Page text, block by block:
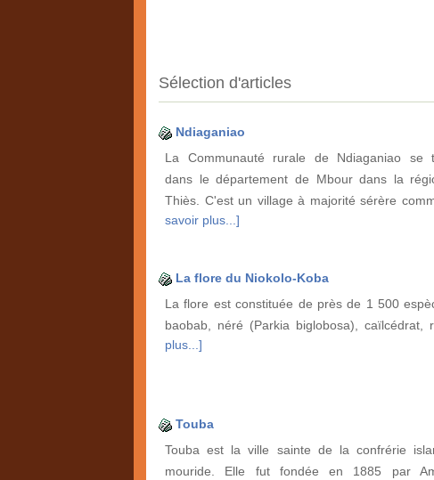
Sélection d'articles
Ndiaganiao
La Communauté rurale de Ndiaganiao se
dans le département de Mbour dans la
Thiès. C'est un village à majorité sérère
savoir plus...]
La flore du Niokolo-Koba
La flore est constituée de près de 1 500
baobab, néré (Parkia biglobosa), caïlcédrat,
plus...]
Touba
Touba est la ville sainte de la confrérie
mouride. Elle fut fondée en 1885 par